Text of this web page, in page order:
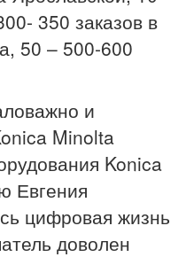
350 заказов в
50 – 500-600
и
Minolta
Konica
Евгения
цифровая жизнь
доволен